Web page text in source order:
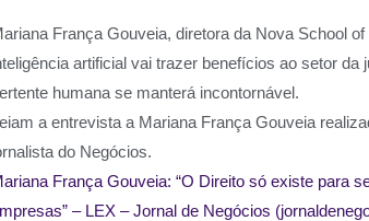
França Gouveia, diretora da Nova School
artificial vai trazer benefícios ao setor da
humana se manterá incontornável.
a entrevista a Mariana França Gouveia
do Negócios.
França Gouveia: “O Direito só existe para
– LEX – Jornal de Negócios